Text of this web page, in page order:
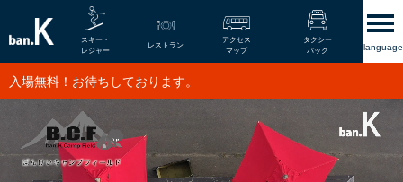
スキー・
レジャー
レストラン
アクセス
マップ
タクシー
パック
language
森のやさい屋さんOPEN